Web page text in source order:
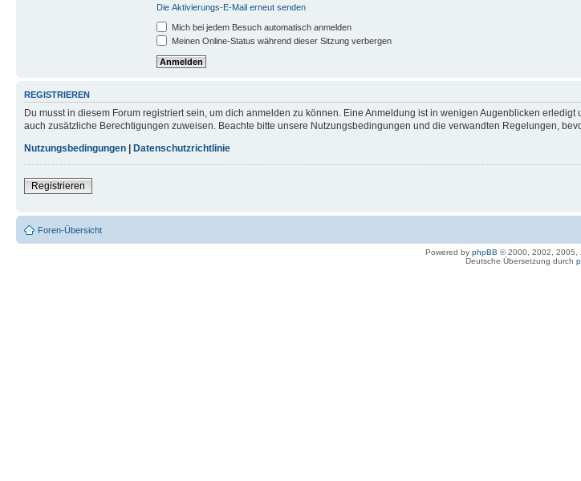
Die Aktivierungs-E-Mail erneut senden
Mich bei jedem Besuch automatisch anmelden
Meinen Online-Status während dieser Sitzung verbergen
REGISTRIEREN
Du musst in diesem Forum registriert sein, um dich anmelden zu können. Eine Anmeldung ist in wenigen Augenblicken
auch zusätzliche Berechtigungen zuweisen. Beachte bitte unsere Nutzungsbedingungen und die verwandten Regelungen,
Nutzungsbedingungen
Datenschutzrichtlinie
Registrieren
Foren-Übersicht
Powered by phpBB © 2000, 2002, 2005,
Deutsche Übersetzung durch